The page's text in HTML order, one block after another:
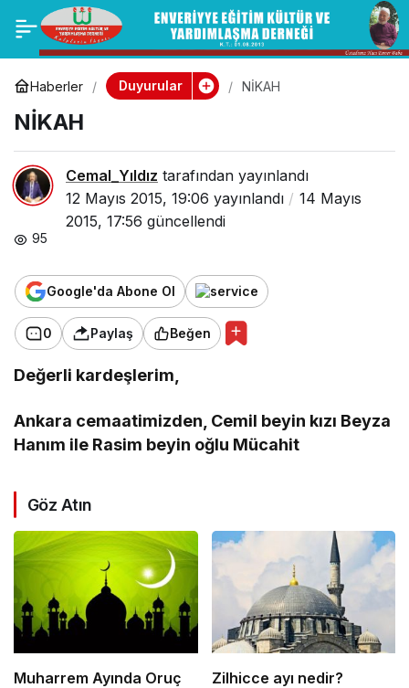
Haberler Duyurular NİKAH
NİKAH
Cemal_Yıldız tarafından yayınlandı
12 Mayıs 2015, 19:06 yayınlandı
14 Mayıs
2015, 17:56 güncellendi
95
Google'da Abone Ol
0 Paylaş Beğen
Değerli kardeşlerim,
Ankara cemaatimizden, Cemil beyin kızı Beyza
Hanım ile Rasim beyin oğlu Mücahit
Göz Atın
Muharrem Ayında Oruç
Zilhicce ayı nedir?
NİKAH 0 Paylaş